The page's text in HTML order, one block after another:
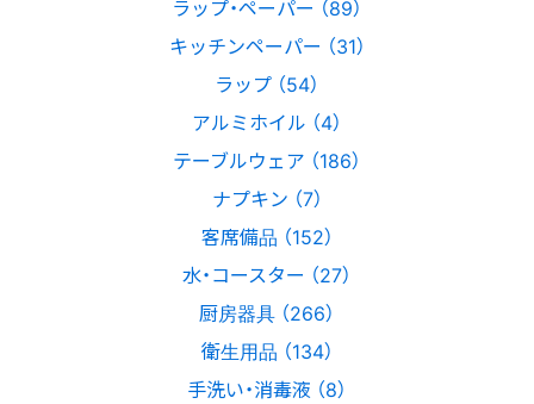
ラップ・ペーパー （89）
キッチンペーパー （31）
ラップ （54）
アルミホイル （4）
テーブルウェア （186）
ナプキン （7）
客席備品 （152）
水・コースター （27）
厨房器具 （266）
衛生用品 （134）
手洗い・消毒液 （8）